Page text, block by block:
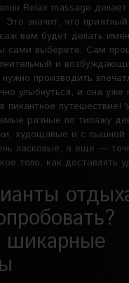
Relax massage делает
Это значит, что приятный
вам будет делать
сами выберете. Сам
и
производить
улыбнуться, и она уже
пикантное путешествие!
разные по типажу
худощавые и с пышной
ласковые, а еще —
тело, как доставлять
шикарные